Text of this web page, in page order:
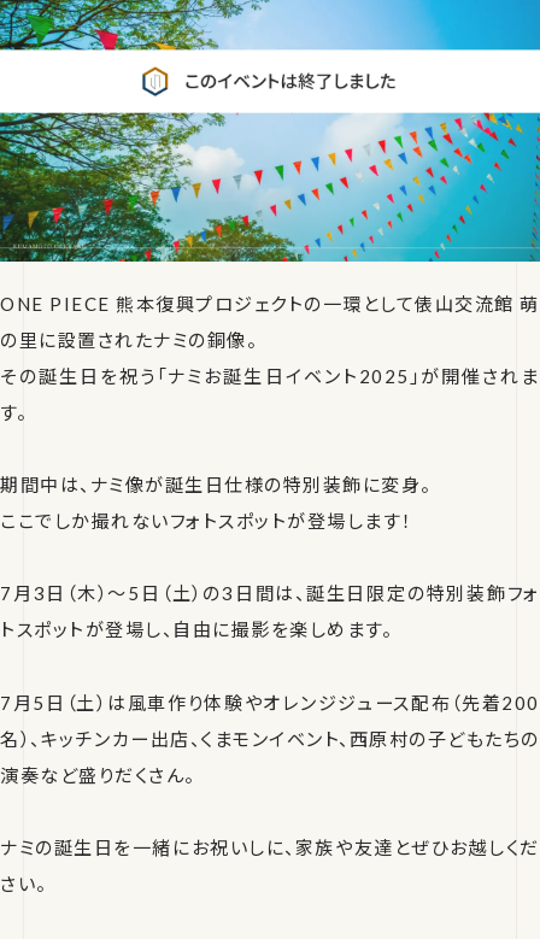
ONE PIECE 熊本復興プロジェクトの一環として俵山交流館 萌
の里に設置されたナミの銅像。
その誕生日を祝う「ナミお誕生日イベント2025」が開催されま
す。
期間中は、ナミ像が誕生日仕様の特別装飾に変身。
ここでしか撮れないフォトスポットが登場します！
7月3日（木）〜5日（土）の3日間は、誕生日限定の特別装飾フォ
トスポットが登場し、自由に撮影を楽しめます。
7月5日（土）は風車作り体験やオレンジジュース配布（先着200
名）、キッチンカー出店、くまモンイベント、西原村の子どもたちの
演奏など盛りだくさん。
ナミの誕生日を一緒にお祝いしに、家族や友達とぜひお越しくだ
さい。